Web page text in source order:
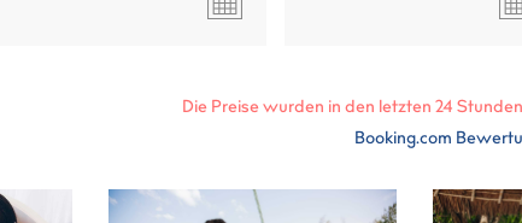
Die Preise wurden in den letzten 24
Booking.com